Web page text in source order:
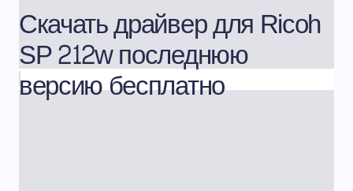
Скачать драйвер для Ricoh
SP 212w последнюю
версию бесплатно